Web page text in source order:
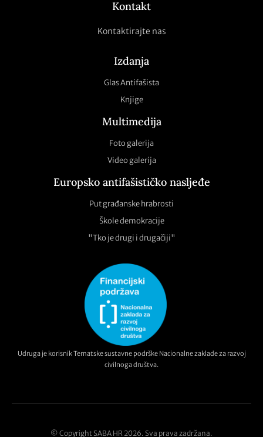
Kontakt
Kontaktirajte nas
Izdanja
Glas Antifašista
Knjige
Multimedija
Foto galerija
Video galerija
Europsko antifašističko nasljeđe
Put građanske hrabrosti
Škole demokracije
"Tko je drugi i drugačiji"
Udruga je korisnik Tematske sustavne podrške Nacionalne zaklade za razvoj
civilnoga društva.
© Copyright SABA HR 2026. Sva prava zadržana.